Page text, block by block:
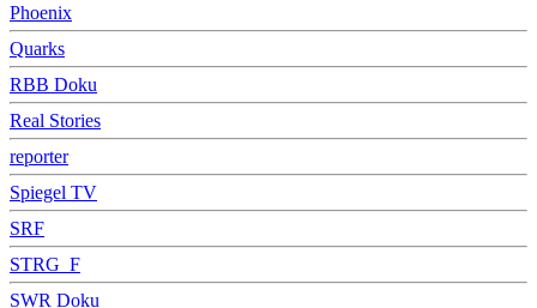
Phoenix
Quarks
RBB Doku
Real Stories
reporter
Spiegel TV
SRF
STRG_F
SWR Doku